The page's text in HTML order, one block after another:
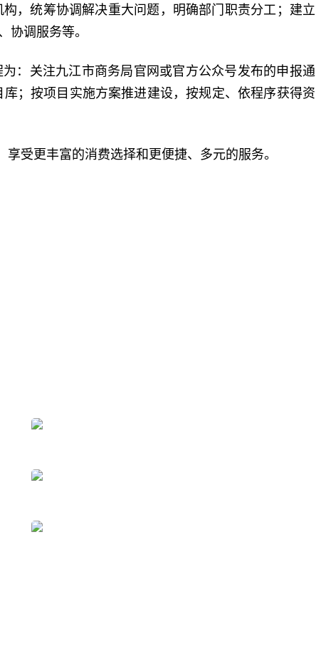
，统筹协调解决重大问题，明确部门职责分工；建立
协调服务等。
：关注九江市商务局官网或官方公众号发布的申报通
；按项目实施方案推进建设，按规定、依程序获得资
受更丰富的消费选择和更便捷、多元的服务。